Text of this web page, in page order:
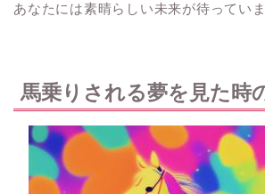
あなたには素晴らしい未来が待っていま
馬乗りされる夢を見た時